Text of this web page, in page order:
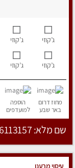
ג’קוזי ג’קוזי
ג’קוזי ג’קוזי
מחוז דרום
באר שבע
הוספה
למועדפים
עיסוי מרענן